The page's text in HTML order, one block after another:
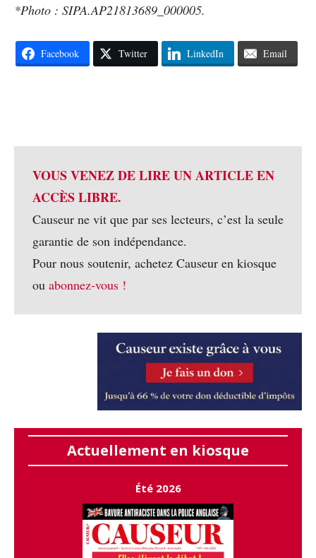
*Photo : SIPA.AP21813689_000005.
Facebook Twitter LinkedIn Email
VOUS VENEZ DE LIRE UN ARTICLE EN
ACCÈS LIBRE.
Causeur ne vit que par ses lecteurs, c’est la seule
garantie de son indépendance.
Pour nous soutenir, achetez Causeur en kiosque
ou abonnez-vous !
Actuellement en kiosque
Été 2026